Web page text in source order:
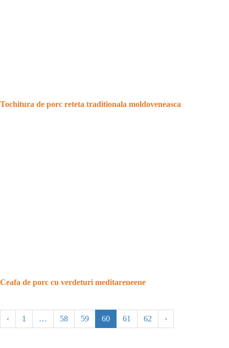
Tochitura de porc reteta traditionala moldoveneasca
Ceafa de porc cu verdeturi meditareneene
‹ 1 … 58 59 60 61 62 ›